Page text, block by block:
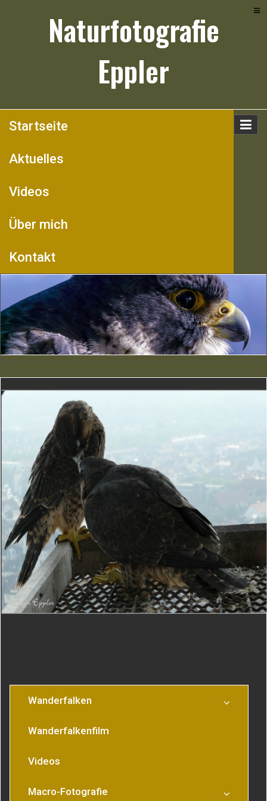
Naturfotografie
Eppler
Startseite
Aktuelles
Videos
Über mich
Kontakt
Schnäbelnde
Jungfalken
Beitragsnavigation
Sich putzender
Junger Wanderfalke
3 Monate altes
Wanderfalkenweibchen
Wanderfalken
Wanderfalkenfilm
Videos
Macro-Fotografie